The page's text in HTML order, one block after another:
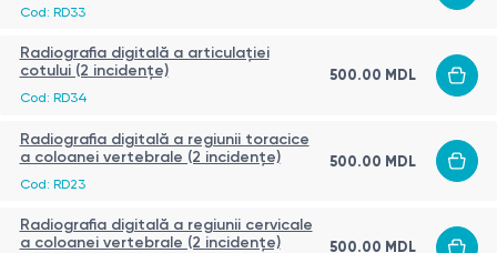
Cod: RD33
Radiografia digitală a articulației
cotului (2 incidențe)
Cod: RD34
500.00 MDL
Radiografia digitală a regiunii toracice
a coloanei vertebrale (2 incidențe)
Cod: RD23
500.00 MDL
Radiografia digitală a regiunii cervicale
a coloanei vertebrale (2 incidențe)
500.00 MDL